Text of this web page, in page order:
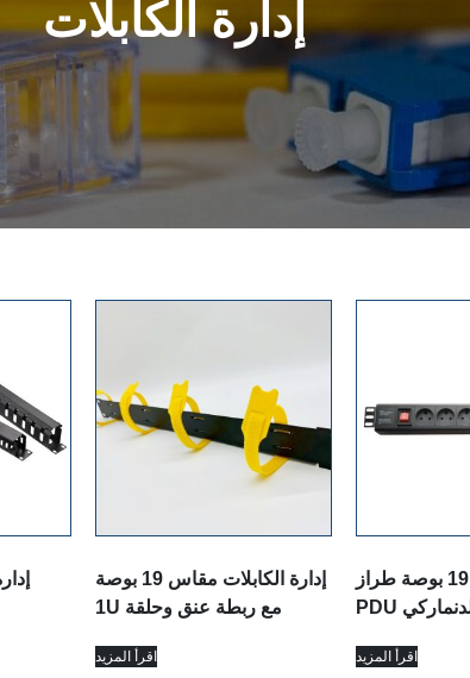
إدارة الكابلات
إدارة الكابلات مقاس 19 بوصة
اقرأ المزيد
خزانة مقاس 19 بوصة طراز
اقرأ المزيد